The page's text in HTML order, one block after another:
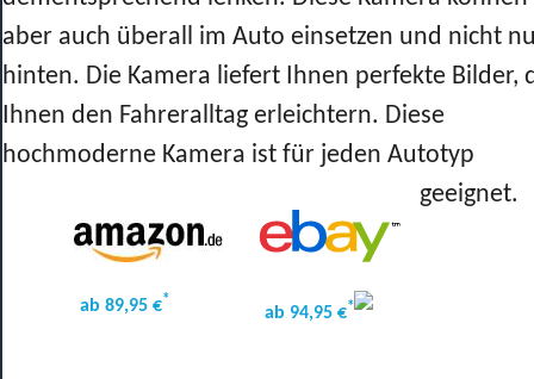
aber auch überall im Auto einsetzen und nicht
hinten. Die Kamera liefert Ihnen perfekte Bilder,
Ihnen den Fahreralltag erleichtern. Diese
hochmoderne Kamera ist für jeden Autotyp
geeignet.
ab 89,95 €*
ab 94,95 €*